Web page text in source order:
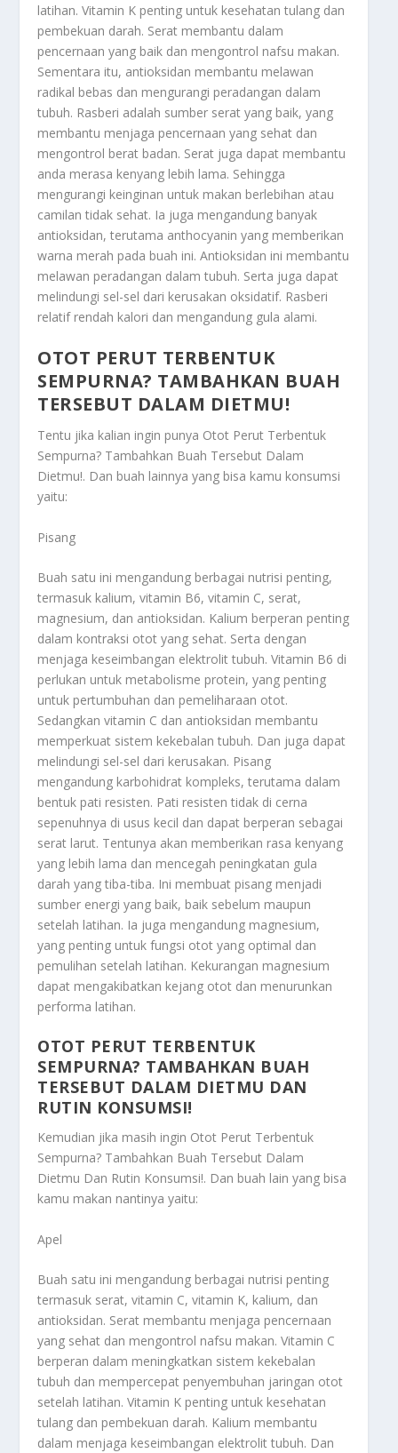
latihan. Vitamin K penting untuk kesehatan tulang dan
pembekuan darah. Serat membantu dalam
pencernaan yang baik dan mengontrol nafsu makan.
Sementara itu, antioksidan membantu melawan
radikal bebas dan mengurangi peradangan dalam
tubuh. Rasberi adalah sumber serat yang baik, yang
membantu menjaga pencernaan yang sehat dan
mengontrol berat badan. Serat juga dapat membantu
anda merasa kenyang lebih lama. Sehingga
mengurangi keinginan untuk makan berlebihan atau
camilan tidak sehat. Ia juga mengandung banyak
antioksidan, terutama anthocyanin yang memberikan
warna merah pada buah ini. Antioksidan ini membantu
melawan peradangan dalam tubuh. Serta juga dapat
melindungi sel-sel dari kerusakan oksidatif. Rasberi
relatif rendah kalori dan mengandung gula alami.
OTOT PERUT TERBENTUK
SEMPURNA? TAMBAHKAN BUAH
TERSEBUT DALAM DIETMU!
Tentu jika kalian ingin punya Otot Perut Terbentuk
Sempurna? Tambahkan Buah Tersebut Dalam
Dietmu!. Dan buah lainnya yang bisa kamu konsumsi
yaitu:
Pisang
Buah satu ini mengandung berbagai nutrisi penting,
termasuk kalium, vitamin B6, vitamin C, serat,
magnesium, dan antioksidan. Kalium berperan penting
dalam kontraksi otot yang sehat. Serta dengan
menjaga keseimbangan elektrolit tubuh. Vitamin B6 di
perlukan untuk metabolisme protein, yang penting
untuk pertumbuhan dan pemeliharaan otot.
Sedangkan vitamin C dan antioksidan membantu
memperkuat sistem kekebalan tubuh. Dan juga dapat
melindungi sel-sel dari kerusakan. Pisang
mengandung karbohidrat kompleks, terutama dalam
bentuk pati resisten. Pati resisten tidak di cerna
sepenuhnya di usus kecil dan dapat berperan sebagai
serat larut. Tentunya akan memberikan rasa kenyang
yang lebih lama dan mencegah peningkatan gula
darah yang tiba-tiba. Ini membuat pisang menjadi
sumber energi yang baik, baik sebelum maupun
setelah latihan. Ia juga mengandung magnesium,
yang penting untuk fungsi otot yang optimal dan
pemulihan setelah latihan. Kekurangan magnesium
dapat mengakibatkan kejang otot dan menurunkan
performa latihan.
OTOT PERUT TERBENTUK
SEMPURNA? TAMBAHKAN BUAH
TERSEBUT DALAM DIETMU DAN
RUTIN KONSUMSI!
Kemudian jika masih ingin Otot Perut Terbentuk
Sempurna? Tambahkan Buah Tersebut Dalam
Dietmu Dan Rutin Konsumsi!. Dan buah lain yang bisa
kamu makan nantinya yaitu:
Apel
Buah satu ini mengandung berbagai nutrisi penting
termasuk serat, vitamin C, vitamin K, kalium, dan
antioksidan. Serat membantu menjaga pencernaan
yang sehat dan mengontrol nafsu makan. Vitamin C
berperan dalam meningkatkan sistem kekebalan
tubuh dan mempercepat penyembuhan jaringan otot
setelah latihan. Vitamin K penting untuk kesehatan
tulang dan pembekuan darah. Kalium membantu
dalam menjaga keseimbangan elektrolit tubuh. Dan